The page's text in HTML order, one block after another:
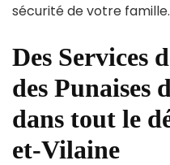
sécurité de votre famille.
Des Services
des Punaises
dans tout le
et-Vilaine